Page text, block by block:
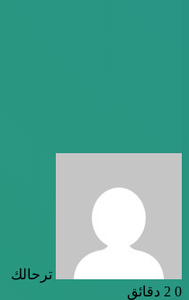
ترحالك
0